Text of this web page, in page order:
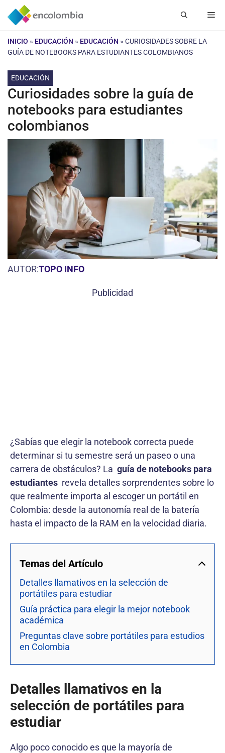
Saltar
INICIO » EDUCACIÓN » EDUCACIÓN » CURIOSIDADES SOBRE LA
GUÍA DE NOTEBOOKS PARA ESTUDIANTES COLOMBIANOS
EDUCACIÓN
Curiosidades sobre la guía de
notebooks para estudiantes
colombianos
AUTOR:TOPO INFO
Publicidad
¿Sabías que elegir la notebook correcta puede
determinar si tu semestre será un paseo o una
carrera de obstáculos? La guía de notebooks para
estudiantes revela detalles sorprendentes sobre lo
que realmente importa al escoger un portátil en
Colombia: desde la autonomía real de la batería
hasta el impacto de la RAM en la velocidad diaria.
Temas del Artículo
Detalles llamativos en la selección de
portátiles para estudiar
Guía práctica para elegir la mejor notebook
académica
Preguntas clave sobre portátiles para estudios
en Colombia
Detalles llamativos en la
selección de portátiles para
estudiar
Algo poco conocido es que la mayoría de